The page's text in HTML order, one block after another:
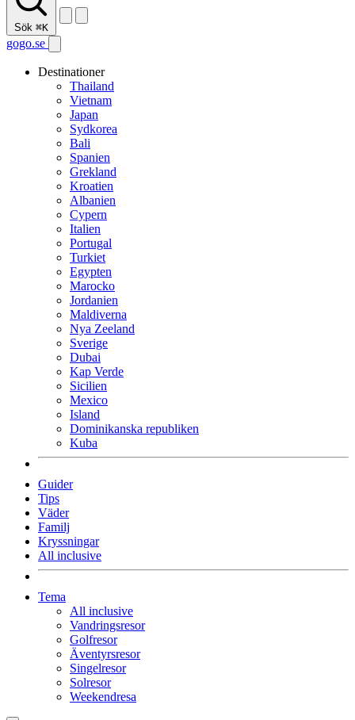
Sök ⌘K
gogo.se
Destinationer
Thailand
Vietnam
Japan
Sydkorea
Bali
Spanien
Grekland
Kroatien
Albanien
Cypern
Italien
Portugal
Turkiet
Egypten
Marocko
Jordanien
Maldiverna
Nya Zeeland
Sverige
Dubai
Kap Verde
Sicilien
Mexico
Island
Dominikanska republiken
Kuba
Guider
Tips
Väder
Familj
Kryssningar
All inclusive
Tema
All inclusive
Vandringsresor
Golfresor
Äventyrsresor
Singelresor
Solresor
Weekendresa